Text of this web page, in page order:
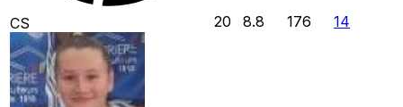
CS 20 8.8 176 14